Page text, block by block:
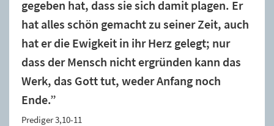
gegeben hat, dass sie sich damit plagen. Er
hat alles schön gemacht zu seiner Zeit, auch
hat er die Ewigkeit in ihr Herz gelegt; nur
dass der Mensch nicht ergründen kann das
Werk, das Gott tut, weder Anfang noch
Ende.”
Prediger 3,10-11